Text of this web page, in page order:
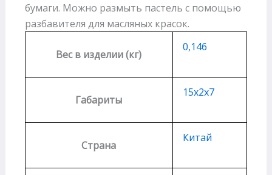
бумаги. Можно размыть пастель с помощью
разбавителя для масляных красок.
Вес в изделии (кг)
0,146
Габариты
15х2х7
Страна
Китай